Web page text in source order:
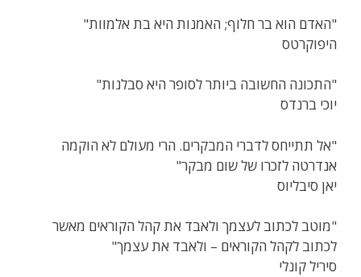
"האדם הוא בר חלוף; האמנות היא בת אלמוות"
היפוקרטס
"התכונה החשובה ביותר לסופר היא סבלנות"
יוכי ברנדס
"אל תתייחס לדברי המבקרים. הרי מעולם לא הוקמה
אנדרטה לזכרו של שום מבקר"
יאן סיבליוס
"מוטב לכתוב לעצמך ולאבד את קהל הקוראים מאשר
לכתוב לקהל הקוראים – ולאבד את עצמך"
סיריל קונלי